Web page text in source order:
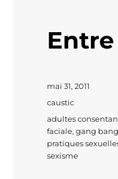
Publié
mai 31, 2011
Catégories
caustic
Étiquettes
adultes
faciale,gang bang
pratiques
sexisme